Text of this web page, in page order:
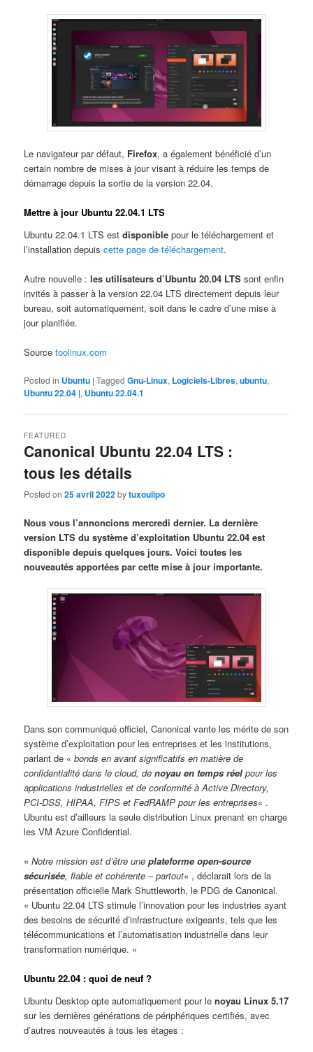
Le navigateur par défaut, Firefox, a également bénéficié d’un
certain nombre de mises à jour visant à réduire les temps de
démarrage depuis la sortie de la version 22.04.
Mettre à jour Ubuntu 22.04.1 LTS
Ubuntu 22.04.1 LTS estdisponible pour le téléchargement et
l’installation depuiscette page de téléchargement.
Autre nouvelle :les utilisateurs d’Ubuntu 20.04 LTS sont enfin
invités à passer à la version 22.04 LTS directement depuis leur
bureau, soit automatiquement, soit dans le cadre d’une mise à
jour planifiée.
Sourcetoolinux.com
Posted in Ubuntu |Tagged Gnu-Linux, Logiciels-Libres,ubuntu,
Ubuntu 22.04 |, Ubuntu 22.04.1
Canonical Ubuntu 22.04 LTS :
tous les détails
FEATURED
Posted on25 avril 2022bytuxoulipo
Nous vous l’annoncions mercredi dernier. La dernière
version LTS du système d’exploitation Ubuntu 22.04 est
disponible depuis quelques jours. Voici toutes les
nouveautés apportées par cette mise à jour importante.
Dans son communiqué officiel, Canonical vante les mérite de son
système d’exploitation pour les entreprises et les institutions,
parlant de «bonds en avant significatifs en matière de
confidentialité dans le cloud, denoyau en temps réel pour les
applications industrielles et de conformité à Active Directory,
PCI-DSS, HIPAA, FIPS et FedRAMP pour les entreprises« .
Ubuntu est d’ailleurs la seule distribution Linux prenant en charge
les VM Azure Confidential.
«Notre mission est d’être uneplateforme open-source
sécurisée, fiable et cohérente – partout« , déclarait lors de la
présentation officielle Mark Shuttleworth, le PDG de Canonical.
« Ubuntu 22.04 LTS stimule l’innovation pour les industries ayant
des besoins de sécurité d’infrastructure exigeants, tels que les
télécommunications et l’automatisation industrielle dans leur
transformation numérique. »
Ubuntu 22.04 : quoi de neuf ?
Ubuntu Desktop opte automatiquement pour lenoyau Linux 5.17
sur les dernières générations de périphériques certifiés, avec
d’autres nouveautés à tous les étages :